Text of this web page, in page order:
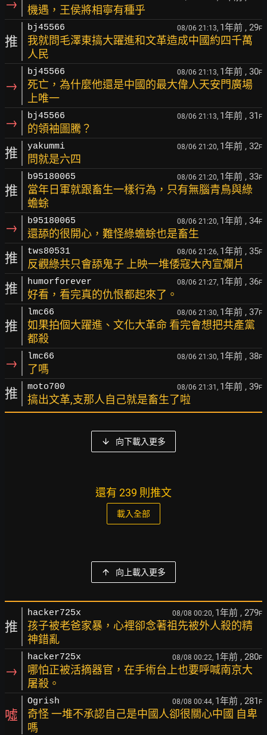
→ 機遇，王侯將相寧有種乎
推
bj45566 08/06 21:13, 1年前 , 29F
我就問毛澤東搞大躍進和文革造成中國約四千萬
人民
→
bj45566 08/06 21:13, 1年前 , 30F
死亡，為什麼他還是中國的最大偉人天安門廣場
上唯一
→ bj45566 08/06 21:13, 1年前 , 31 F
的領袖圖騰？
推 yakummi 08/06 21:20, 1年前 , 32F
問就是六四
推
b95180065 08/06 21:20, 1年前 , 33F
當年日軍就跟畜生一樣行為，只有無腦青鳥與綠
蟾蜍
→ b95180065 08/06 21:20, 1年前 , 34F
還舔的很開心，難怪綠蟾蜍也是畜生
推 tws80531 08/06 21:26, 1年前 , 35F
反觀綠共只會舔鬼子 上映一堆倭寇大內宣爛片
推 humorforever 08/06 21:27, 1年前 , 36F
好看，看完真的仇恨都起來了。
推
lmc66 08/06 21:30, 1年前 , 37F
如果拍個大躍進、文化大革命 看完會想把共產黨
都殺
→ lmc66 08/06 21:30, 1年前 , 38F
了嗎
推 moto700 08/06 21:31, 1年前 , 39F
搞出文革,支那人自己就是畜生了啦
向下載入更多
還有 239 則推文
載入全部
向上載入更多
推
hacker725x 08/08 00:20, 1年前 , 279F
孩子被老爸家暴，心裡卻念著祖先被外人殺的精
神錯亂
→
hacker725x 08/08 00:22, 1年前 , 280F
哪怕正被活摘器官，在手術台上也要呼喊南京大
屠殺。
噓
Ogrish 08/08 00:44, 1年前 , 281 F
奇怪 一堆不承認自己是中國人卻很關心中國 自卑
嗎